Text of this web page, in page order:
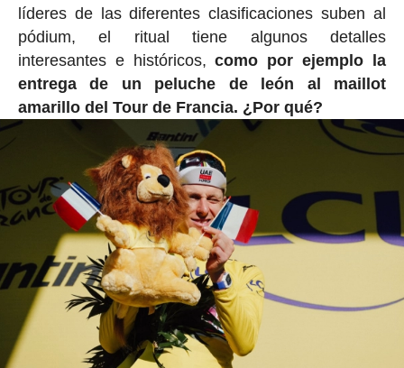
líderes de las diferentes clasificaciones suben al
pódium, el ritual tiene algunos detalles
interesantes e históricos,como por ejemplo la
entrega de un peluche de león al maillot
amarillo del Tour de Francia. ¿Por qué?